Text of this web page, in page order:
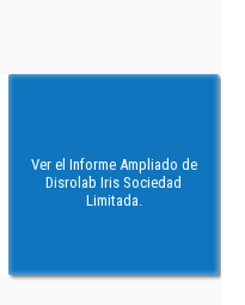
Ver el Informe Ampliado de
Disrolab Iris Sociedad
Limitada.